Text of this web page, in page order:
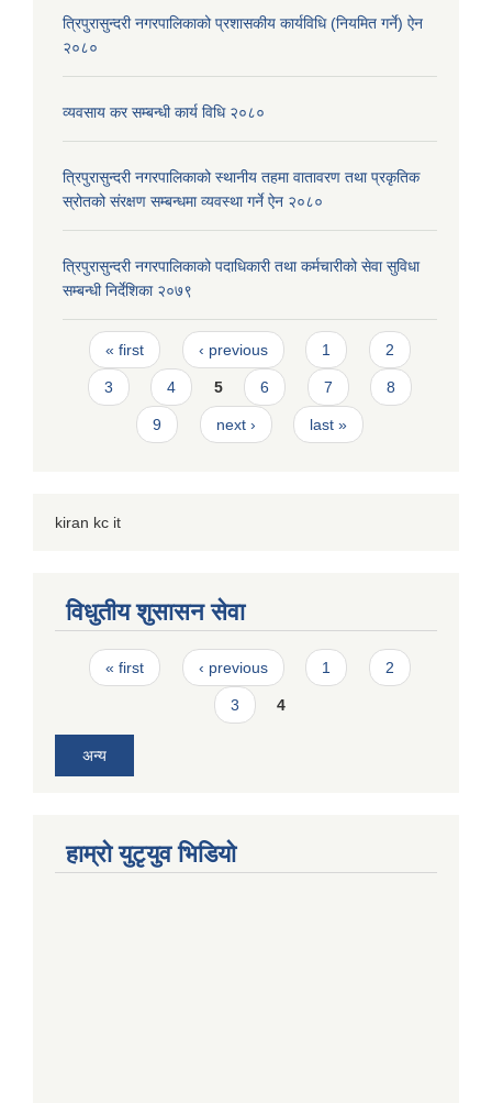
त्रिपुरासुन्दरी नगरपालिकाको प्रशासकीय कार्यविधि (नियमित गर्ने) ऐन
२०८०
व्यवसाय कर सम्बन्धी कार्य विधि २०८०
त्रिपुरासुन्दरी नगरपालिकाको स्थानीय तहमा वातावरण तथा प्रकृतिक
स्रोतको संरक्षण सम्बन्धमा व्यवस्था गर्ने ऐन २०८०
त्रिपुरासुन्दरी नगरपालिकाको पदाधिकारी तथा कर्मचारीको सेवा सुविधा
सम्बन्धी निर्देशिका २०७९
Pages
« first ‹ previous 1 2
3 4 5 6 7 8
9 next › last »
kiran kc it
विधुतीय शुसासन सेवा
Pages
« first ‹ previous 1 2
3 4
अन्य
हाम्राे युटृयुव भिडियाे